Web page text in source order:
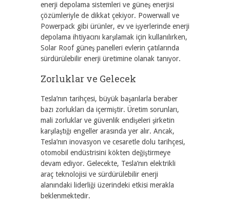
enerji depolama sistemleri ve güneş enerjisi
çözümleriyle de dikkat çekiyor. Powerwall ve
Powerpack gibi ürünler, ev ve işyerlerinde enerji
depolama ihtiyacını karşılamak için kullanılırken,
Solar Roof güneş panelleri evlerin çatılarında
sürdürülebilir enerji üretimine olanak tanıyor.
Zorluklar ve Gelecek
Tesla’nın tarihçesi, büyük başarılarla beraber
bazı zorlukları da içermiştir. Üretim sorunları,
mali zorluklar ve güvenlik endişeleri şirketin
karşılaştığı engeller arasında yer alır. Ancak,
Tesla’nın inovasyon ve cesaretle dolu tarihçesi,
otomobil endüstrisini kökten değiştirmeye
devam ediyor. Gelecekte, Tesla’nın elektrikli
araç teknolojisi ve sürdürülebilir enerji
alanındaki liderliği üzerindeki etkisi merakla
beklenmektedir.